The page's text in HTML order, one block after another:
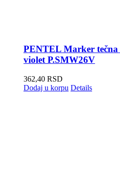
PENTEL Marker
violet P.SMW26V
362,40 RSD
Dodaj u korpu Details